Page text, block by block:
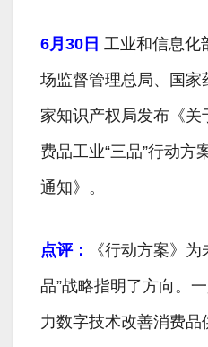
6月30日 工业和信息化
场监督管理总局、国家
家知识产权局发布《关
费品工业“三品”行动方
通知》。
点评：
《行动方案》
品”战略指明了方向。
力数字技术改善消费